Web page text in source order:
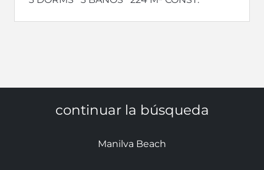
continuar la búsqueda
Manilva Beach